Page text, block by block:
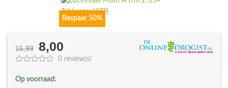
Bespaar 50%
15,99
Oorspronkelijke
prijs
€15,99.
8,00
prijs
0 review(s)
Op voorraad: